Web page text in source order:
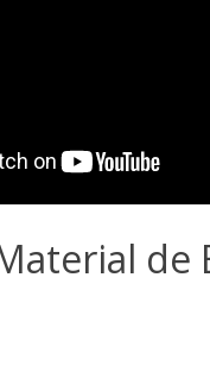
de